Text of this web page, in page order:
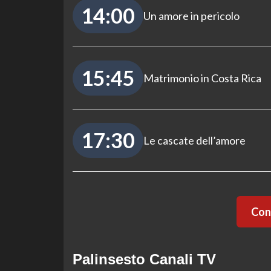
14:00 Un amore in pericolo
15:45 Matrimonio in Costa Rica
17:30 Le cascate dell’amore
Palinsesto Canali TV